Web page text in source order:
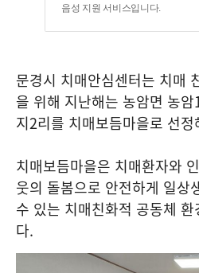
음성 지원 서비스입니다.
문경시 치매안심센터는 치매
을 위해 지난해는 농암면 농암
지2리를 치매보듬마을로 선
치매보듬마을은 치매환자와
웃의 돌봄으로 안전하게 일상
수 있는 치매친화적 공동체
다.